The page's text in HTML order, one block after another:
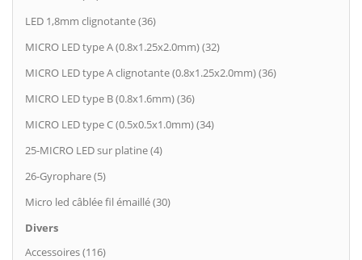
LED 1,8mm clignotante (36)
MICRO LED type A (0.8x1.25x2.0mm) (32)
MICRO LED type A clignotante (0.8x1.25x2.0mm) (36)
MICRO LED type B (0.8x1.6mm) (36)
MICRO LED type C (0.5x0.5x1.0mm) (34)
25-MICRO LED sur platine (4)
26-Gyrophare (5)
Micro led câblée fil émaillé (30)
Divers
Accessoires (116)